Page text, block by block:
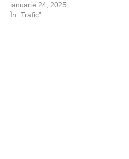
ianuarie 24, 2025
În „Trafic”